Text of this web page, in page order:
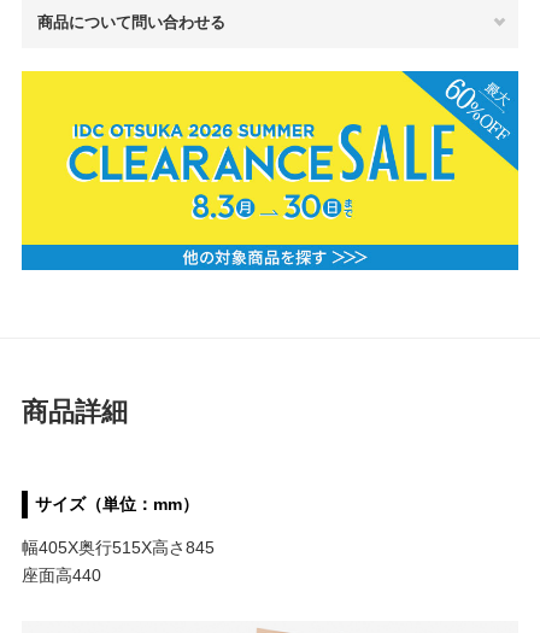
商品について問い合わせる
商品詳細
サイズ（単位：mm）
幅405X奥行515X高さ845
座面高440